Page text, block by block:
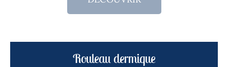
Rouleau dermique